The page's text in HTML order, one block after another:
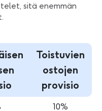
sitä enemmän
Toistuvien
ostojen
provisio
10%